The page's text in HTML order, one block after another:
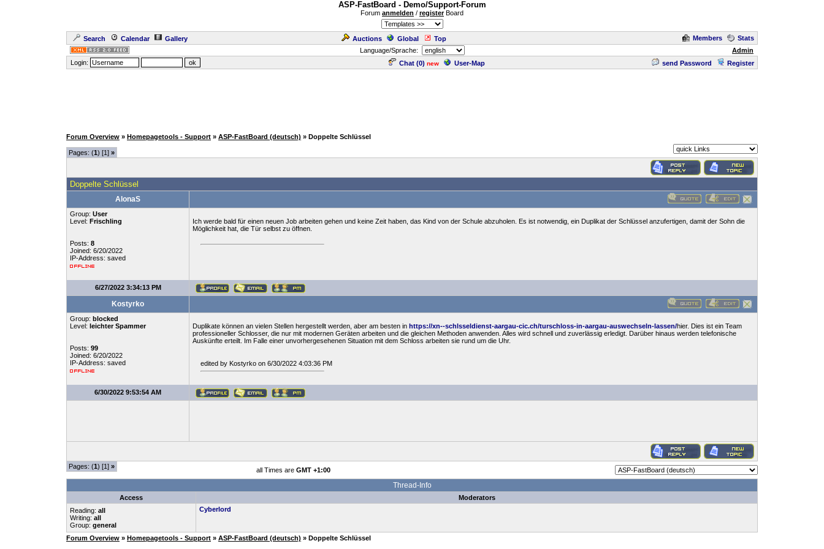
ASP-FastBoard - Demo/Support-Forum
Forum anmelden / registerBoard
Search Calendar Gallery Auctions Global Top Members
Stats
Language/Sprache:
Admin
Login:
Chat (0) new User-Map send Password Register
Forum Overview » Homepagetools - Support » ASP-FastBoard (deutsch) » Doppelte Schlüssel
Pages: (1) [1] »
Doppelte Schlüssel
AlonaS
Group: User
Level: Frischling
Posts: 8
Joined: 6/20/2022
IP-Address: saved
Ich werde bald für einen neuen Job arbeiten gehen und keine Zeit haben, das Kind von der Schule abzuholen. Es ist notwendig, ein Duplikat der Schlüssel anzufertigen, damit der Sohn die
Möglichkeit hat, die Tür selbst zu öffnen.
6/27/2022 3:34:13 PM
Kostyrko
Group: blocked
Level: leichter Spammer
Posts: 99
Joined: 6/20/2022
IP-Address: saved
Duplikate können an vielen Stellen hergestellt werden, aber am besten in https://xn--schlsseldienst-aargau-cic.ch/turschloss-in-aargau-auswechseln-lassen/hier. Dies ist ein Team
professioneller Schlosser, die nur mit modernen Geräten arbeiten und die gleichen Methoden anwenden. Alles wird schnell und zuverlässig erledigt. Darüber hinaus werden telefonische
Auskünfte erteilt. Im Falle einer unvorhergesehenen Situation mit dem Schloss arbeiten sie rund um die Uhr.
edited by Kostyrko on 6/30/2022 4:03:36 PM
6/30/2022 9:53:54 AM
Pages: (1) [1] » all Times are GMT +1:00
Thread-Info
Access
Moderators
Reading: all
Writing: all
Group: general
Cyberlord
Forum Overview » Homepagetools - Support » ASP-FastBoard (deutsch) » Doppelte Schlüssel